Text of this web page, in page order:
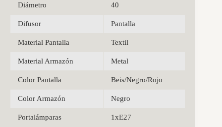
Diámetro 40
Difusor Pantalla
Material Pantalla Textil
Material Armazón Metal
Color Pantalla Beis/Negro/Rojo
Color Armazón Negro
Portalámparas 1xE27